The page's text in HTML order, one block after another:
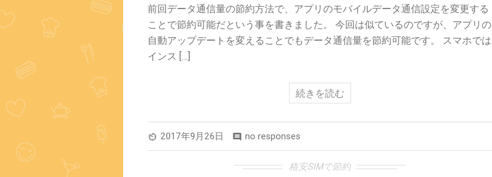
前回データ通信量の節約方法で、アプリのモバイルデータ通信設定を変更する
ことで節約可能だという事を書きました。 今回は似ているのですが、アプリの
自動アップデートを変えることでもデータ通信量を節約可能です。 スマホでは
インス […]
続きを読む
av_timer 2017年9月26日 comment no responses
格安SIMで節約